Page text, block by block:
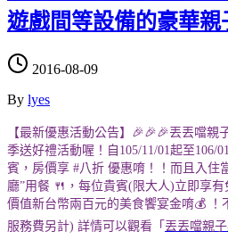
遊戲間等設備的豪華親
2016-08-09
By lyes
【最新優惠活動公告】🎉🎉🎉丟丟噹親
季送好禮活動喔！自105/11/01起至106/
賓，房價享 #八折 優惠唷！！而且入住
廳”用餐 🍴，每位貴賓(限大人)立即享
價值新台幣兩百元的美食饗宴金唷💰 ！
服務費另計) 詳情可以觀看「 丟丟噹親